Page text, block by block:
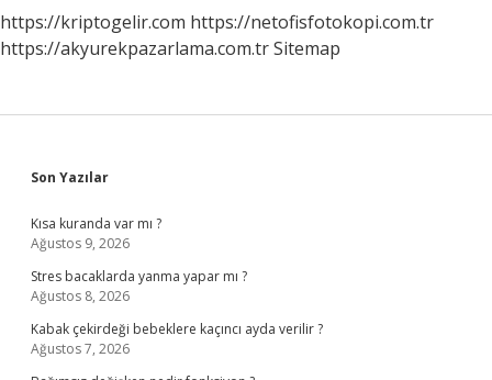
https://kriptogelir.com https://netofisfotokopi.com.tr
https://akyurekpazarlama.com.trSitemap
Sidebar
Son Yazılar
Kısa kuranda var mı ?
Ağustos 9, 2026
Stres bacaklarda yanma yapar mı ?
Ağustos 8, 2026
Kabak çekirdeği bebeklere kaçıncı ayda verilir ?
Ağustos 7, 2026